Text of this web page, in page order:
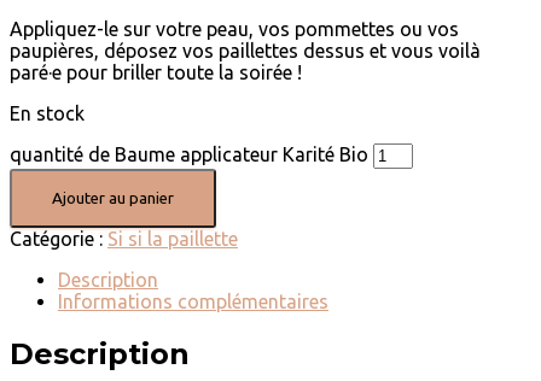
Appliquez-le sur votre peau, vos pommettes ou vos
paupières, déposez vos paillettes dessus et vous voilà
paré·e pour briller toute la soirée !
En stock
quantité de Baume applicateur Karité Bio
Ajouter au panier
Catégorie : Si si la paillette
Description
Informations complémentaires
Description